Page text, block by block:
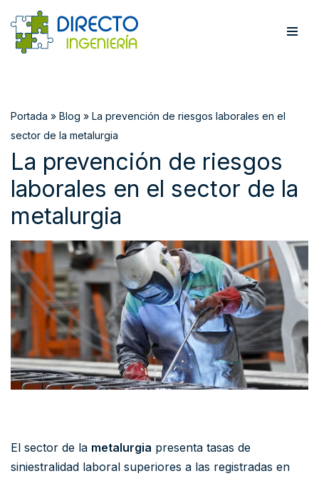
Saltar
Portada » Blog » La prevención de riesgos laborales en el
sector de la metalurgia
La prevención de riesgos
laborales en el sector de la
metalurgia
El sector de la metalurgia presenta tasas de
siniestralidad laboral superiores a las registradas en